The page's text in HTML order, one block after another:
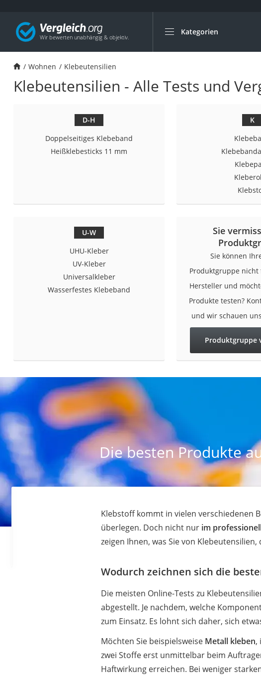
Kategorien
Die beliebtesten Vergleiche
Wohnen
Matratzen
Ergonomischer Bürostuhl
Außenleuchte mit Kamera
Konferenzmikrofon
Duschkopf mit Kalkfilter
Aktenvernichter
Spannbettlaken
Topper 100 x 200
Wohnen Klebeutensilien
Klebeutensilien - Alle Tests und
D-H
Doppelseitiges Klebeband
Heißklebesticks 11 mm
K
U-W
UHU-Kleber
UV-Kleber
Universalkleber
Wasserfestes Klebeband
Sie
Sie können
Produktgruppe
Hersteller und
Produkte testen?
und wir schauen
Produktgruppe
Die besten Produkte
Klebstoff kommt in vielen verschiedenen
überlegen. Doch nicht nur im
zeigen Ihnen, was Sie von
Wodurch zeichnen sich die
Die meisten Online-Tests zu
abgestellt. Je nachdem, welche
zum Einsatz. Es lohnt sich daher, sich
Möchten Sie beispielsweise Metall kleben,
zwei Stoffe erst unmittelbar beim
Haftwirkung erreichen. Bei weniger